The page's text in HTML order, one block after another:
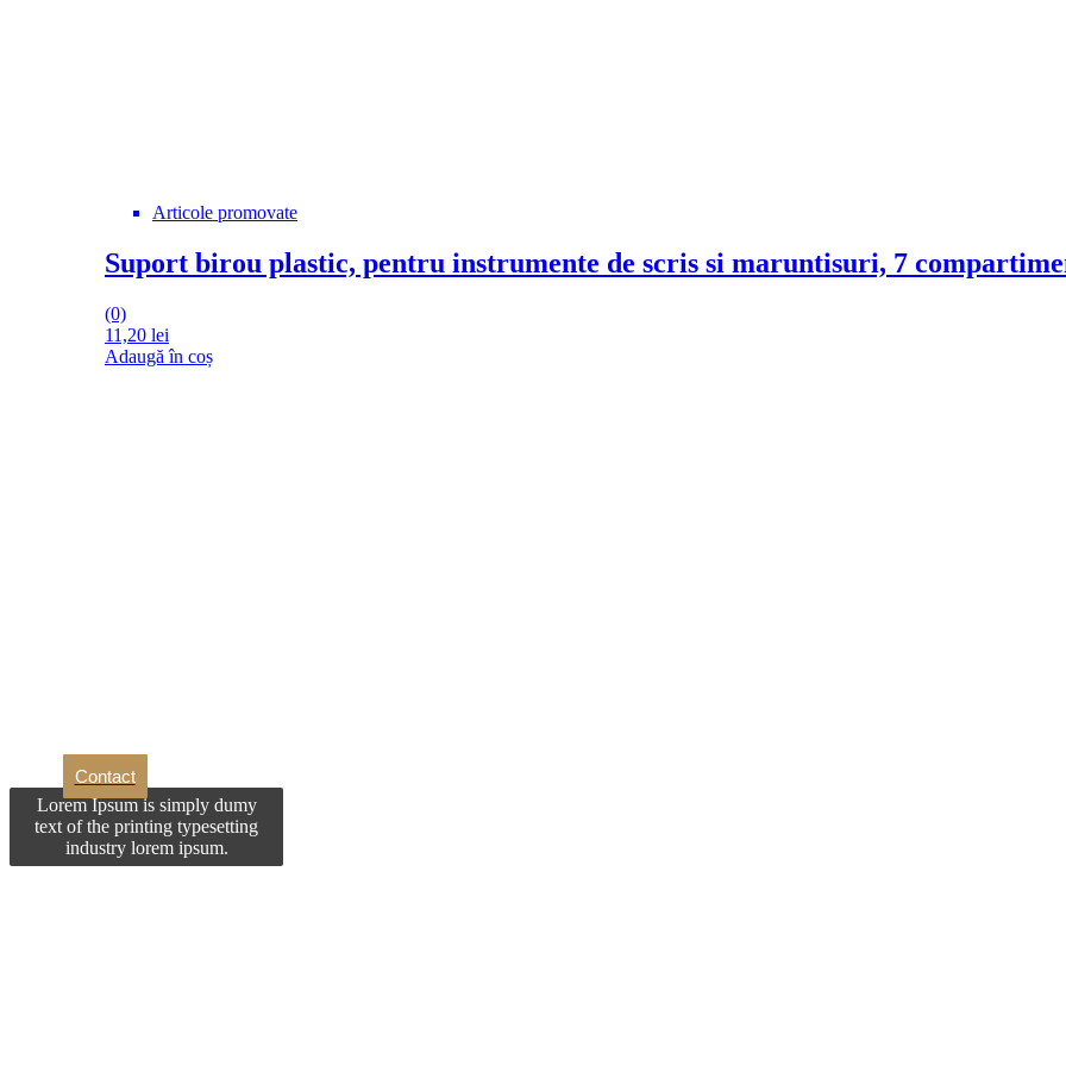
Articole promovate
Suport birou plastic, pentru instrumente de scris si maruntisuri, 7
(0)
11,20 lei
Adaugă în coș
Contact
Lorem Ipsum is simply dumy
text of the printing typesetting
industry lorem ipsum.